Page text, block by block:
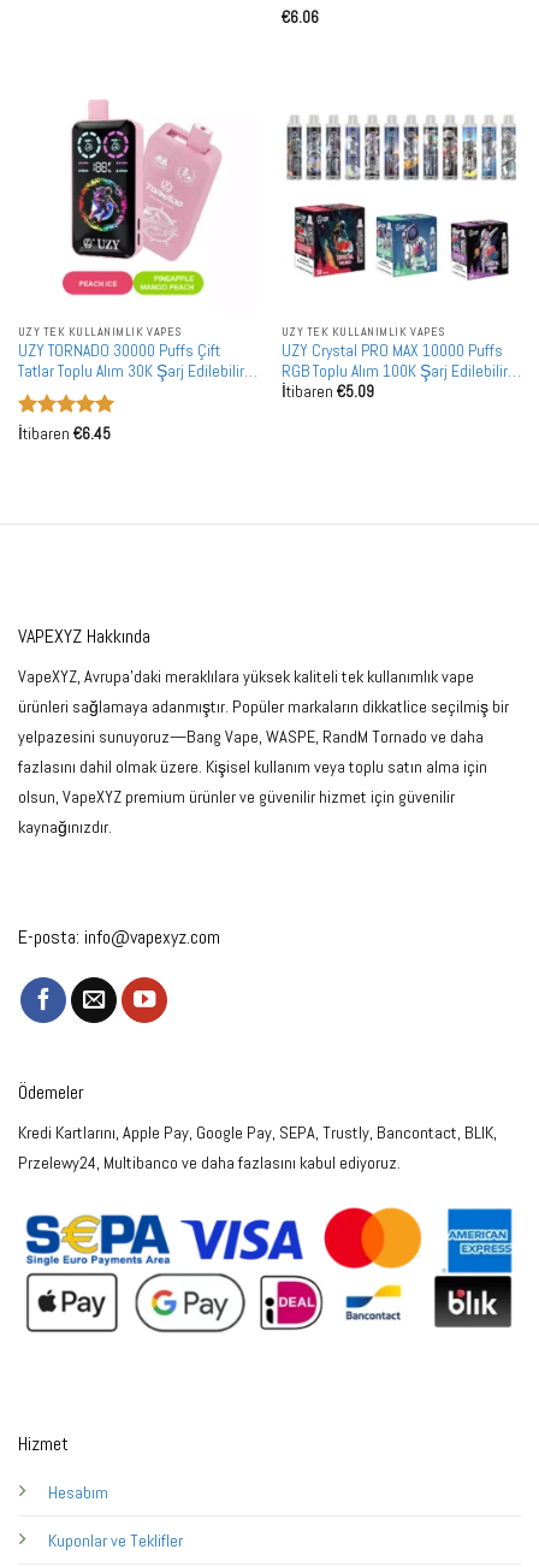
5 üzerinden
€6.06
UZY TEK KULLANIMLIK VAPES
UZY TORNADO 30000 Puffs Çift
Tatlar Toplu Alım 30K Şarj Edilebilir
Tek Kullanımlık Vape Toptan Satış
5 üzerinden
İtibaren €6.45
UZY TEK KULLANIMLIK VAPES
UZY Crystal PRO MAX 10000 Puffs
RGB Toplu Alım 100K Şarj Edilebilir
Tek Kullanımlık Vape Toptan Satış
İtibaren €5.09
VAPEXYZ Hakkında
VapeXYZ, Avrupa'daki meraklılara yüksek kaliteli tek kullanımlık vape
ürünleri sağlamaya adanmıştır. Popüler markaların dikkatlice seçilmiş bir
yelpazesini sunuyoruz—Bang Vape, WASPE, RandM Tornado ve daha
fazlasını dahil olmak üzere. Kişisel kullanım veya toplu satın alma için
olsun, VapeXYZ premium ürünler ve güvenilir hizmet için güvenilir
kaynağınızdır.
E-posta: info@vapexyz.com
Hizmet
Hesabım
Kuponlar ve Teklifler
Ödemeler
Kredi Kartlarını, Apple Pay, Google Pay, SEPA, Trustly, Bancontact, BLIK,
Przelewy24, Multibanco ve daha fazlasını kabul ediyoruz.